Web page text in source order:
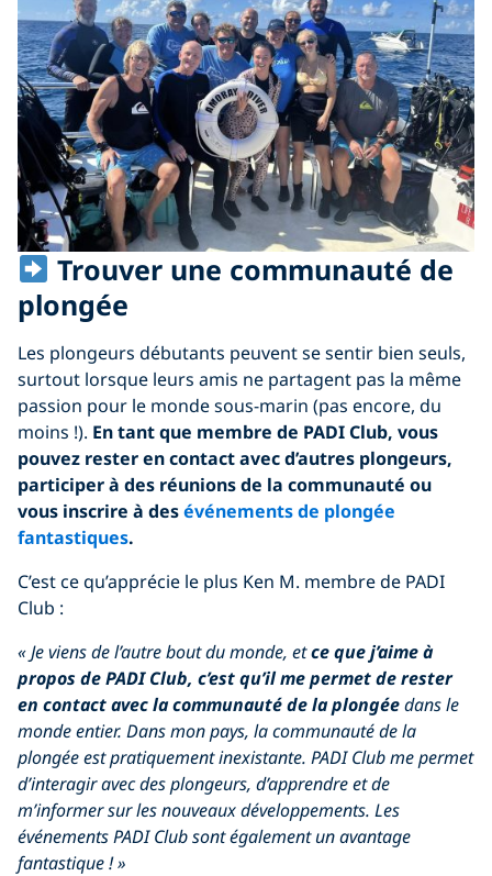
Trouver une communauté de
plongée
Les plongeurs débutants peuvent se sentir bien seuls,
surtout lorsque leurs amis ne partagent pas la même
passion pour le monde sous-marin (pas encore, du
moins !). En tant que membre de PADI Club, vous
pouvez rester en contact avec d’autres plongeurs,
participer à des réunions de la communauté ou
vous inscrire à desévénements de plongée
fantastiques.
C’est ce qu’apprécie le plus Ken M. membre de PADI
Club :
« Je viens de l’autre bout du monde, etce que j’aime à
propos de PADI Club, c’est qu’il me permet de rester
en contact avec la communauté de la plongéedans le
monde entier. Dans mon pays, la communauté de la
plongée est pratiquement inexistante. PADI Club me permet
d’interagir avec des plongeurs, d’apprendre et de
m’informer sur les nouveaux développements. Les
événementsPADI Clubsont également un avantage
fantastique ! »